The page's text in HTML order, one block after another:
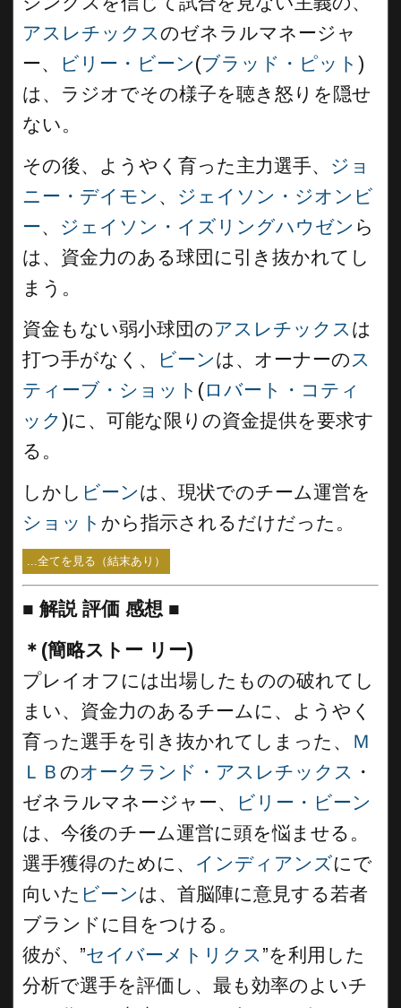
アスレチックスのゼネラルマネージャ
ー、
ビリー・ビーン(ブラッド・ピット )
は、ラジオでその様子を聴き怒りを隠せ
ない。
その後、ようやく育った主力選手、 ジョ
ニー・デイモン 、 ジェイソン・ジオンビ
ー、 ジェイソン・イズリングハウゼン ら
は、資金力のある球団に引き抜かれてし
まう。
資金もない弱小球団のアスレチックスは
打つ手がなく、
ビーンは、オーナーのス
ティーブ・ショット (ロバート・コティ
ック)に、可能な限りの資金提供を要求す
る。
しかし ビーンは、現状でのチーム運営を
ショット から指示されるだけだった。
...全てを見る（結末あり）
■ 解説 評価 感想 ■
＊(簡略ストー リー)
プレイオフには出場したものの破れてし
まい、資金力のあるチームに、ようやく
育った選手を引き抜かれてしまった、
Ｍ
ＬＢ のオークランド・アスレチックス ・
ゼネラルマネージャー、
ビリー・ビーン
は、今後のチーム運営に頭を悩ませる。
選手獲得のために、 インディアンズにで
向いた ビーンは、首脳陣に意見する若者
ブランドに目をつける。
彼が、”セイバーメトリクス ”を利用した
分析で選手を評価し、最も効率のよいチ